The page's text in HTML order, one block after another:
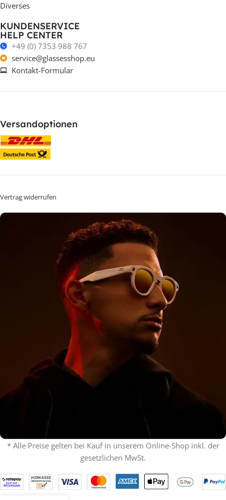
Diverses
KUNDENSERVICE
HELP CENTER
+49 (0) 7353 988 767
service@glassesshop.eu
Kontakt-Formular
Versandoptionen
Vertrag widerrufen
% ON SALE %
Oakley mit Sehstärke
SPECIAL OFFER
* Alle Preise gelten bei Kauf in unserem Online-Shop inkl. der
gesetzlichen MwSt.